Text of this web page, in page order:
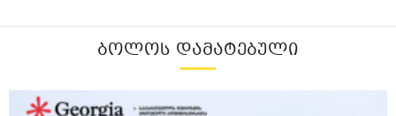
ᲑᲝᲚᲝᲡ ᲓᲐᲛᲐᲢᲔᲑᲣᲚᲘ